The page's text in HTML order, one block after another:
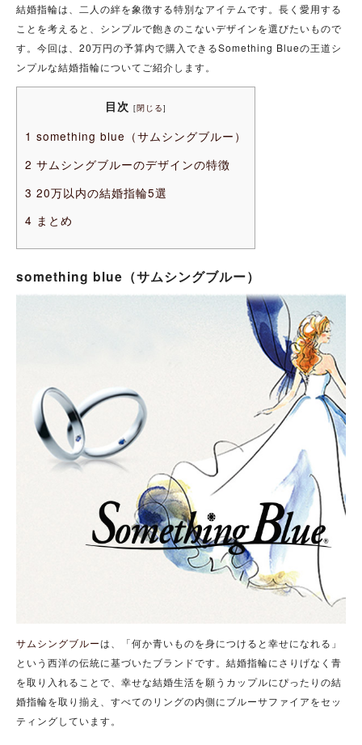
結婚指輪は、二人の絆を象徴する特別なアイテムです。長く愛用する
ことを考えると、シンプルで飽きのこないデザインを選びたいもので
す。今回は、20万円の予算内で購入できるSomething Blueの王道シ
ンプルな結婚指輪についてご紹介します。
目次 [閉じる]
1 something blue（サムシングブルー）
2 サムシングブルーのデザインの特徴
3 20万以内の結婚指輪5選
4 まとめ
something blue（サムシングブルー）
サムシングブルーは、「何か青いものを身につけると幸せになれる」
という西洋の伝統に基づいたブランドです。結婚指輪にさりげなく青
を取り入れることで、幸せな結婚生活を願うカップルにぴったりの結
婚指輪を取り揃え、すべてのリングの内側にブルーサファイアをセッ
ティングしています。